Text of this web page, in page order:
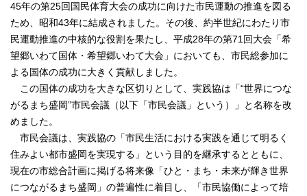
45年の第25回国民体育大会の成功に向けた市民運動の推進を図る
ため、昭和43年に結成されました。その後、約半世紀にわたり市
民運動推進の中核的な役割を果たし、平成28年の第71回大会「希
望郷いわて国体・希望郷いわて大会」においても、市民総参加に
よる国体の成功に大きく貢献しました。
この国体の成功を大きな区切りとして、実践協は「“世界につな
がるまち盛岡”市民会議（以下「市民会議」という）」と名称を改
めました。
市民会議は、実践協の「市民生活における実践を通じて明るく
住みよい都市盛岡を実現する」という目的を継承するとともに、
現在の市総合計画に掲げる将来像「ひと・まち・未来が輝き世界
につながるまち盛岡」の普遍性に着目し、「市民協働によって培